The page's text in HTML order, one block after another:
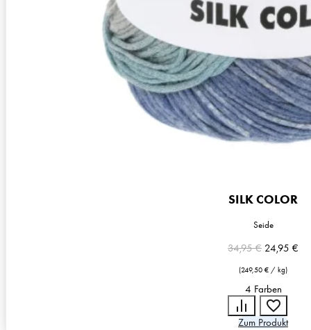
SILK COLOR
Seide
34,95€
war:
34,95 €
24,95 €
(249,50 € / kg)
4 Farben
Zum Produkt